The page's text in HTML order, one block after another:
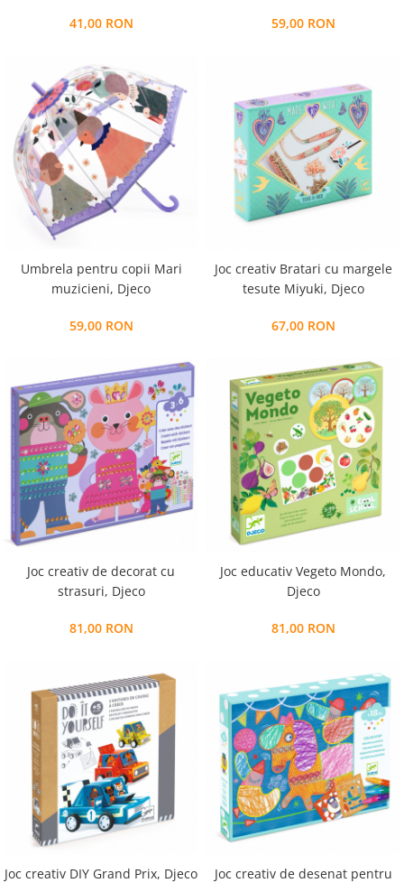
41,00 RON 59,00 RON
Umbrela pentru copii Mari
muzicieni, Djeco
59,00 RON
Joc creativ Bratari cu margele
tesute Miyuki, Djeco
67,00 RON
Joc creativ de decorat cu
strasuri, Djeco
81,00 RON
Joc educativ Vegeto Mondo,
Djeco
81,00 RON
Joc creativ DIY Grand Prix, Djeco
Joc creativ de desenat pentru